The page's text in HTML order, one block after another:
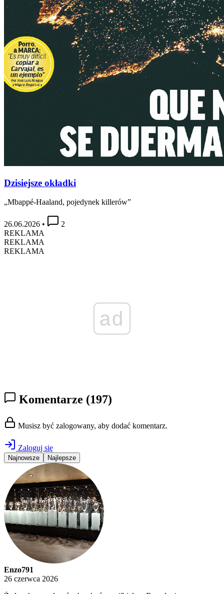
Dzisiejsze okładki
„Mbappé-Haaland, pojedynek killerów”
26.06.2026 •
2
REKLAMA
REKLAMA
REKLAMA
ad
Komentarze (197)
Musisz być zalogowany, aby dodać komentarz.
Zaloguj się
Najnowsze Najlepsze
Enzo791
26 czerwca 2026